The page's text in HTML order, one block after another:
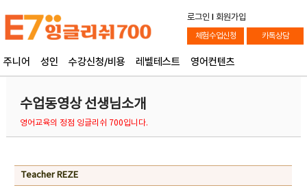
로그인 l 회원가입
체험수업신청 카톡상담
주니어 성인 수강신청/비용 레벨테스트 영어컨텐츠
수업동영상 선생님소개
영어교육의 정점 잉글리쉬 700입니다.
Teacher REZE